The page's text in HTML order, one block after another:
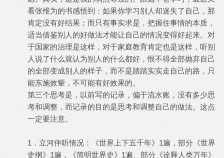
看张维为的书感悟到：如果你学习别人却迷失了自己，那
肯定没有好结果；而只有事实求是，把握住事情的本质，
适当借鉴别人的好做法才能让自己的情况变得好起来。对
于国家的治理是这样，对于家庭教育肯定也是这样，听别
人说了什么就认为别人的什么都好，恨不得全部抛弃自己
的全部变成别人的样子，而不是踏踏实实走自己的路，只
能东施效颦，不可能有好效果的。
第三个思考是，以前写的记录，偏于流水账，没有多少思
考和调整，而记录的目的是思考和调整自己的做法。这点
一定要注意。
1．立河伴听情况：《世界上下五千年》1遍，部分《世界
史纲》1遍，《简明世界史》1遍、部分《诠释人类万年》